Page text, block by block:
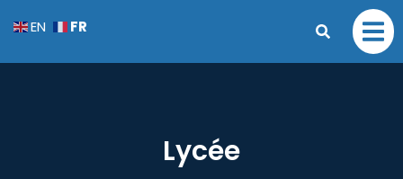
Lycée
EN FR